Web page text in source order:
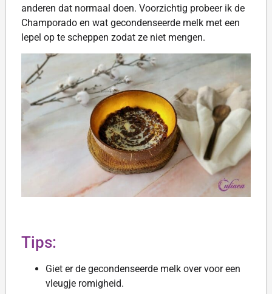
anderen dat normaal doen. Voorzichtig probeer ik de
Champorado en wat gecondenseerde melk met een
lepel op te scheppen zodat ze niet mengen.
Tips:
Giet er de gecondenseerde melk over voor een
vleugje romigheid.